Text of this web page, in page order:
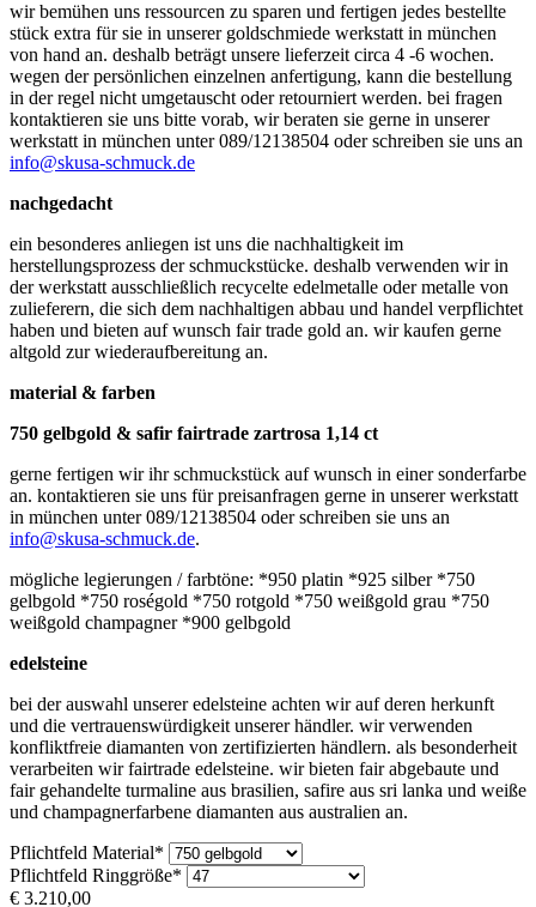
wir bemühen uns ressourcen zu sparen und fertigen jedes bestellte
stück extra für sie in unserer goldschmiede werkstatt in münchen
von hand an. deshalb beträgt unsere lieferzeit circa 4 -6 wochen.
wegen der persönlichen einzelnen anfertigung, kann die bestellung
in der regel nicht umgetauscht oder retourniert werden. bei fragen
kontaktieren sie uns bitte vorab, wir beraten sie gerne in unserer
werkstatt in münchen unter 089/12138504 oder schreiben sie uns an
info@skusa-schmuck.de
nachgedacht
ein besonderes anliegen ist uns die nachhaltigkeit im
herstellungsprozess der schmuckstücke. deshalb verwenden wir in
der werkstatt ausschließlich recycelte edelmetalle oder metalle von
zulieferern, die sich dem nachhaltigen abbau und handel verpflichtet
haben und bieten auf wunsch fair trade gold an. wir kaufen gerne
altgold zur wiederaufbereitung an.
material & farben
750 gelbgold & safir fairtrade zartrosa 1,14 ct
gerne fertigen wir ihr schmuckstück auf wunsch in einer sonderfarbe
an. kontaktieren sie uns für preisanfragen gerne in unserer werkstatt
in münchen unter 089/12138504 oder schreiben sie uns an
info@skusa-schmuck.de.
mögliche legierungen / farbtöne: *950 platin *925 silber *750
gelbgold *750 roségold *750 rotgold *750 weißgold grau *750
weißgold champagner *900 gelbgold
edelsteine
bei der auswahl unserer edelsteine achten wir auf deren herkunft
und die vertrauenswürdigkeit unserer händler. wir verwenden
konfliktfreie diamanten von zertifizierten händlern. als besonderheit
verarbeiten wir fairtrade edelsteine. wir bieten fair abgebaute und
fair gehandelte turmaline aus brasilien, safire aus sri lanka und weiße
und champagnerfarbene diamanten aus australien an.
Pflichtfeld Material*
Pflichtfeld Ringgröße*
€ 3.210,00